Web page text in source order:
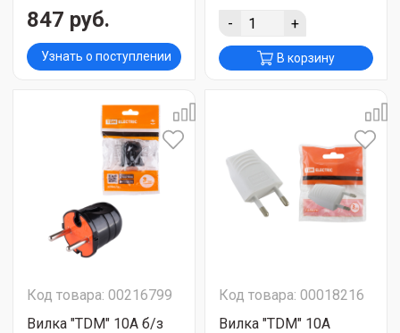
847 руб.
Узнать о поступлении
- +
В корзину
Код товара: 00216799
Вилка "TDM" 10А б/з
Код товара: 00018216
Вилка "TDM" 10А